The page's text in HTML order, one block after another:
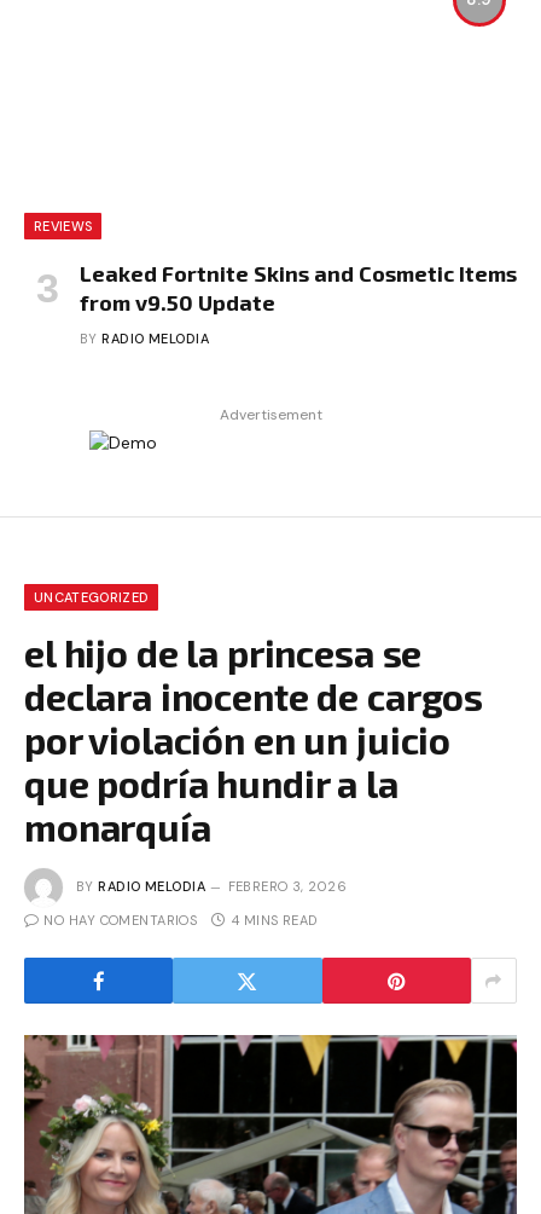
REVIEWS
Leaked Fortnite Skins and Cosmetic Items
from v9.50 Update
BY RADIO MELODIA
Advertisement
UNCATEGORIZED
el hijo de la princesa se
declara inocente de cargos
por violación en un juicio
que podría hundir a la
monarquía
BY RADIO MELODIA FEBRERO 3, 2026
NO HAY COMENTARIOS 4 MINS READ